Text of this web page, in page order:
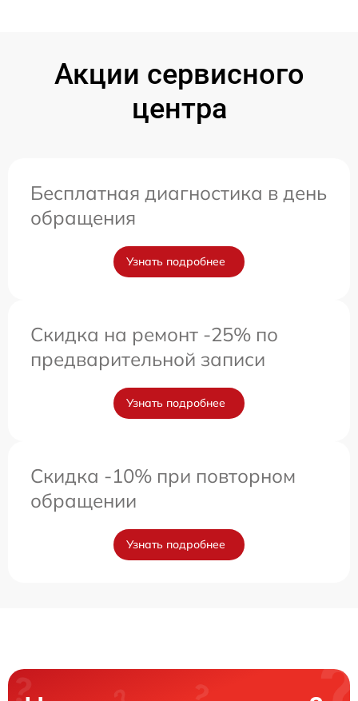
Акции сервисного
центра
Бесплатная диагностика в день
обращения
Узнать подробнее
Скидка на ремонт -25% по
предварительной записи
Узнать подробнее
Скидка -10% при повторном
обращении
Узнать подробнее